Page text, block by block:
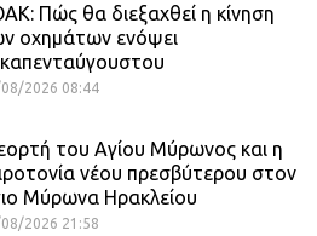
Πώς θα διεξαχθεί η κίνηση
οχημάτων ενόψει
2026 08:44
του Αγίου Μύρωνος και η
νέου πρεσβύτερου στον
Μύρωνα Ηρακλείου
2026 21:58